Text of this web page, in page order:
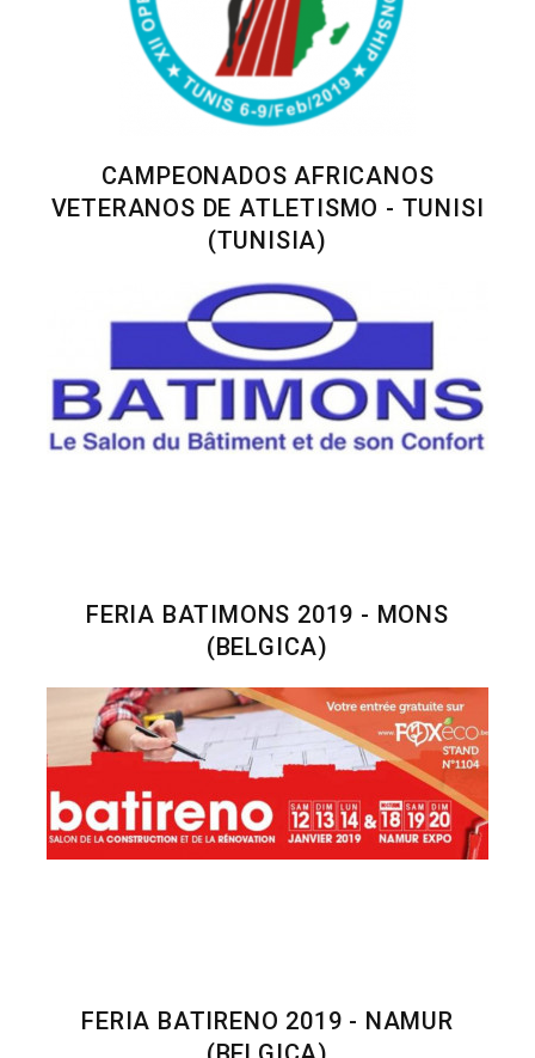
CAMPEONADOS AFRICANOS
VETERANOS DE ATLETISMO - TUNISI
(TUNISIA)
FERIA BATIMONS 2019 - MONS
(BELGICA)
FERIA BATIRENO 2019 - NAMUR